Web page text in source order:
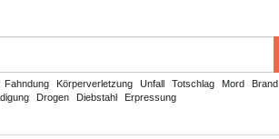
Fahndung Körperverletzung Unfall Totschlag Mord Brand
Drogen Diebstahl Erpressung